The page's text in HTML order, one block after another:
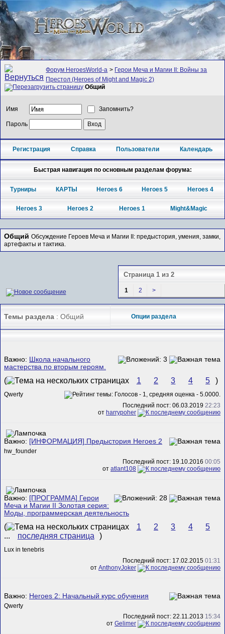
Форум HeroesWorld-а > Герои Меча и Магии II: Войны за
Престол (Heroes of Might and Magic 2)
Общий
Имя Запомнить?
Пароль
Регистрация Справка Пользователи Календарь
Быстрая навигация по основным разделам форума:
Турниры КАРТЫ Heroes 6 Heroes 5 Heroes 4
Heroes 3 Heroes 2 Heroes 1 Might&Magic
Общий Обсуждение Героев Меча и Магии II: предыстория, умения, замки,
артефакты и тактика.
Страница 1 из 2
1 2 >
Темы раздела : Общий Опции раздела
Важно:
Школа начального
мастерства по вторым героям.
( 1 2 3 4 5 )
Qwerty
Последний пост: 06.03.2019 22:23
от harrypoher
Важно: [ИНФОРМАЦИЯ] Предыстория Heroes 2
hw_founder
Последний пост: 19.10.2016 00:05
от atlant108
Важно: [ПРОГРАММА] Герои
Меча и Магии II Золотая серия:
Моды, программерская деятельность
( 1 2 3 4
5
...
последняя страница )
Lux in tenebris
Последний пост: 17.02.2015 01:31
от AnthonyJoker
Важно: Heroes 2: Начальный курс обучения
Qwerty
Последний пост: 22.11.2013 15:34
от Gelimer